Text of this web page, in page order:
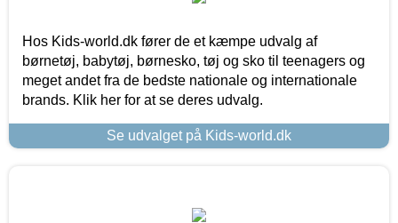
Hos Kids-world.dk fører de et kæmpe udvalg af
børnetøj, babytøj, børnesko, tøj og sko til teenagers og
meget andet fra de bedste nationale og internationale
brands. Klik her for at se deres udvalg.
Se udvalget på Kids-world.dk